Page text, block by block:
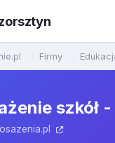
Firmy
szkół